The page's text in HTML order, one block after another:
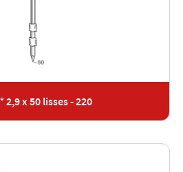
2,9 x 50 lisses - 220